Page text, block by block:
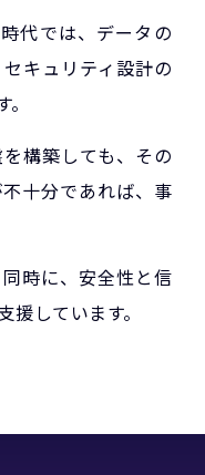
代では、データの
キュリティ設計の
構築しても、その
十分であれば、事
時に、安全性と信
しています。